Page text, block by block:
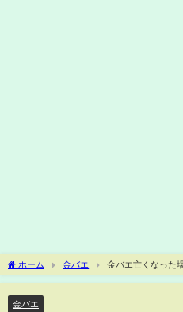
ホーム 金バエ
金バエ亡くなった
骨を海に散骨、その後にお別れ会という流
金バエ